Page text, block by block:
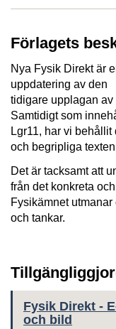
Förlagets
Nya Fysik Direkt är
uppdatering av den
tidigare upplagan av
Samtidigt som
Lgr11, har vi
och begripliga
Det är tacksamt att
från det konkreta
Fysikämnet
och tankar.
Fysik Direkt -
och bild